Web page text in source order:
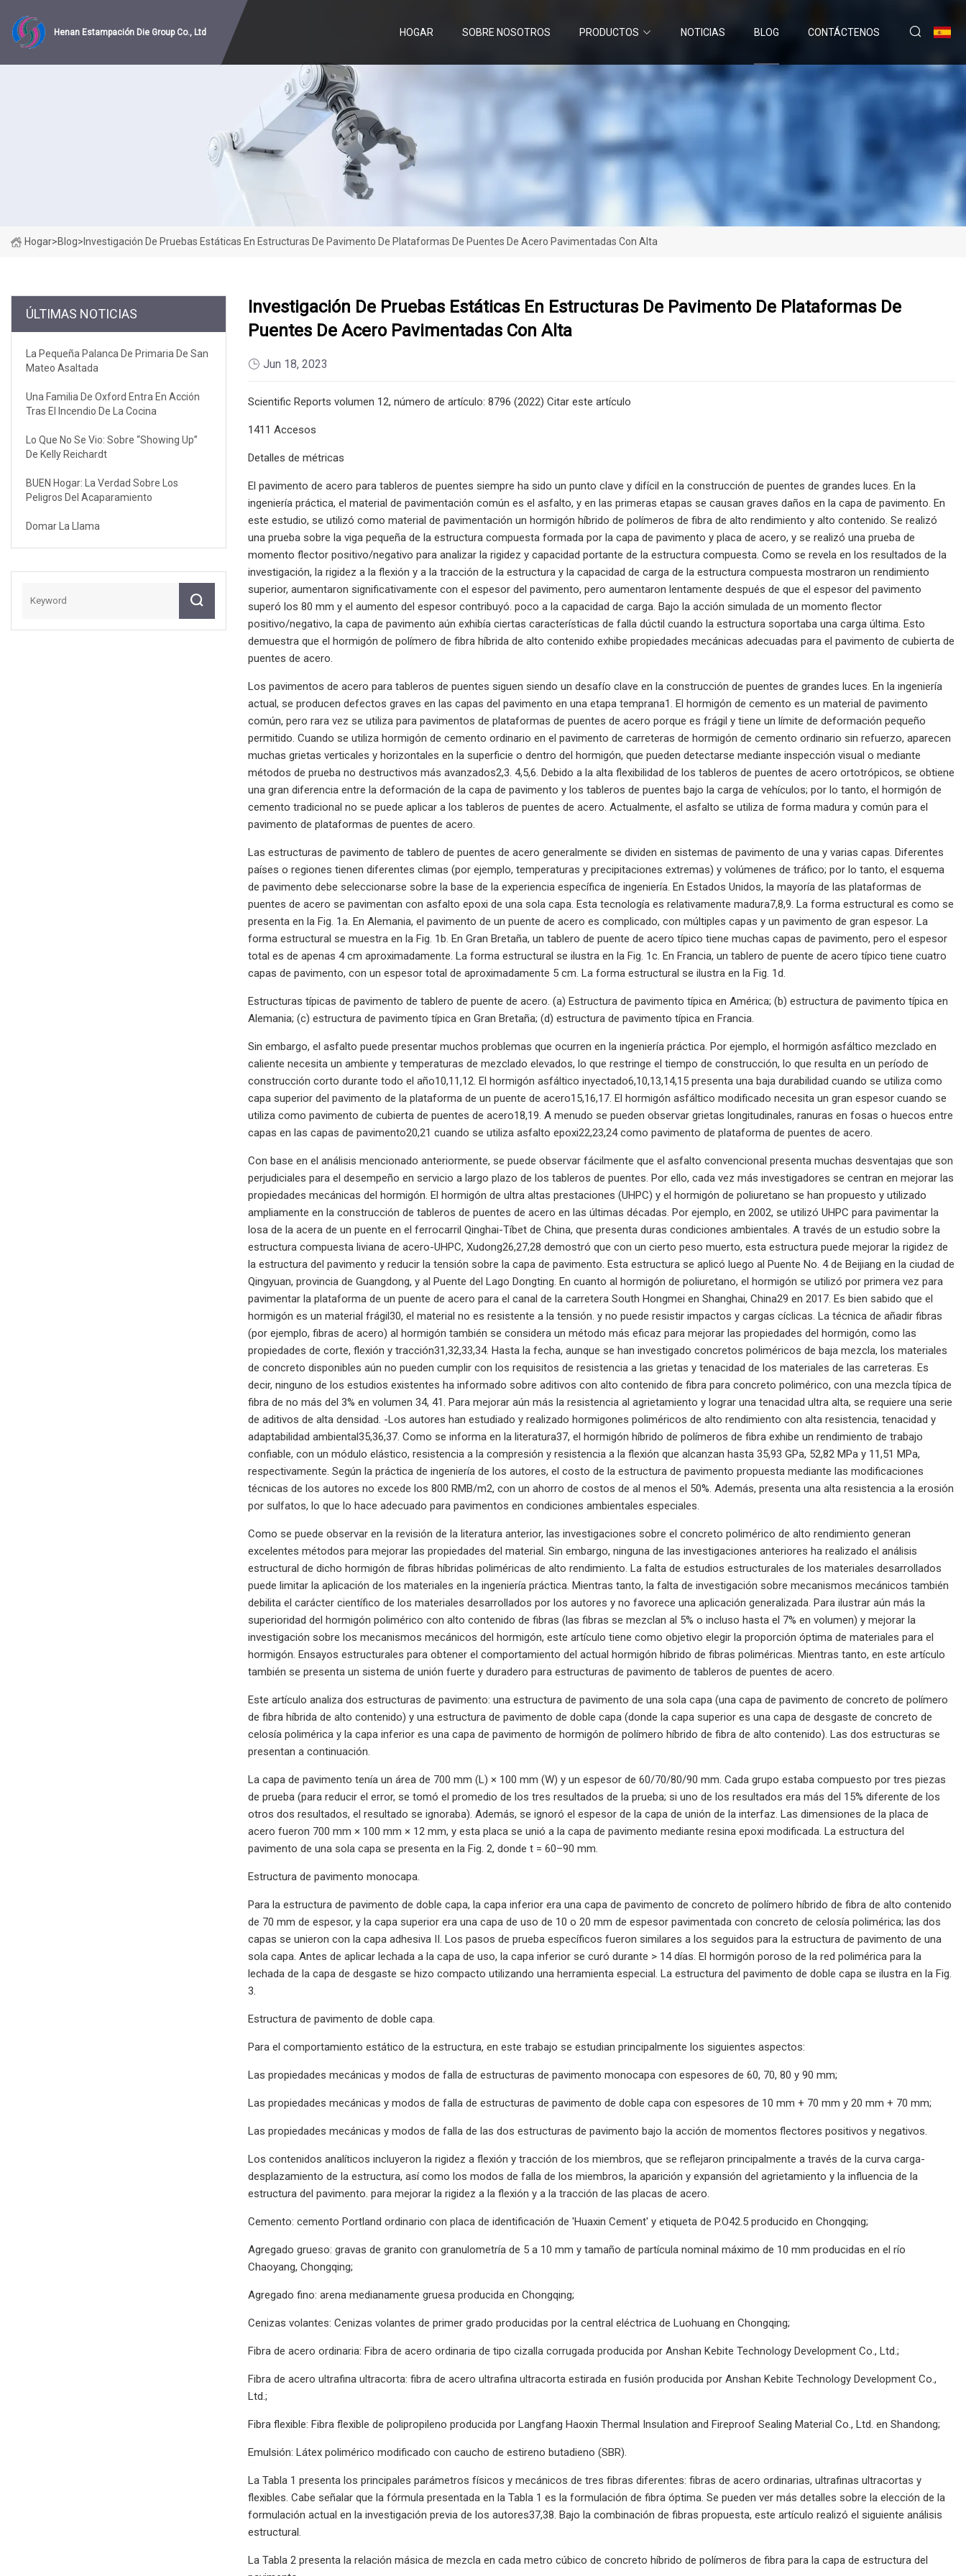
Henan Estampación Die Group Co., Ltd HOGAR SOBRE NOSOTROS PRODUCTOS NOTICIAS BLOG CONTÁCTENOS
Hogar>Blog> Investigación De Pruebas Estáticas En Estructuras De Pavimento De Plataformas De Puentes De Acero Pavimentadas Con Alta
ÚLTIMAS NOTICIAS
La Pequeña Palanca De Primaria De San
Mateo Asaltada
Una Familia De Oxford Entra En Acción
Tras El Incendio De La Cocina
Lo Que No Se Vio: Sobre “Showing Up”
De Kelly Reichardt
BUEN Hogar: La Verdad Sobre Los
Peligros Del Acaparamiento
Domar La Llama
Investigación De Pruebas Estáticas En Estructuras De Pavimento De Plataformas De
Puentes De Acero Pavimentadas Con Alta
Jun 18, 2023
Scientific Reports volumen 12, número de artículo: 8796 (2022) Citar este artículo
1411 Accesos
Detalles de métricas
El pavimento de acero para tableros de puentes siempre ha sido un punto clave y difícil en la construcción de puentes de grandes luces. En la
ingeniería práctica, el material de pavimentación común es el asfalto, y en las primeras etapas se causan graves daños en la capa de pavimento. En
este estudio, se utilizó como material de pavimentación un hormigón híbrido de polímeros de fibra de alto rendimiento y alto contenido. Se realizó
una prueba sobre la viga pequeña de la estructura compuesta formada por la capa de pavimento y placa de acero, y se realizó una prueba de
momento flector positivo/negativo para analizar la rigidez y capacidad portante de la estructura compuesta. Como se revela en los resultados de la
investigación, la rigidez a la flexión y a la tracción de la estructura y la capacidad de carga de la estructura compuesta mostraron un rendimiento
superior, aumentaron significativamente con el espesor del pavimento, pero aumentaron lentamente después de que el espesor del pavimento
superó los 80 mm y el aumento del espesor contribuyó. poco a la capacidad de carga. Bajo la acción simulada de un momento flector
positivo/negativo, la capa de pavimento aún exhibía ciertas características de falla dúctil cuando la estructura soportaba una carga última. Esto
demuestra que el hormigón de polímero de fibra híbrida de alto contenido exhibe propiedades mecánicas adecuadas para el pavimento de cubierta de
puentes de acero.
Los pavimentos de acero para tableros de puentes siguen siendo un desafío clave en la construcción de puentes de grandes luces. En la ingeniería
actual, se producen defectos graves en las capas del pavimento en una etapa temprana1. El hormigón de cemento es un material de pavimento
común, pero rara vez se utiliza para pavimentos de plataformas de puentes de acero porque es frágil y tiene un límite de deformación pequeño
permitido. Cuando se utiliza hormigón de cemento ordinario en el pavimento de carreteras de hormigón de cemento ordinario sin refuerzo, aparecen
muchas grietas verticales y horizontales en la superficie o dentro del hormigón, que pueden detectarse mediante inspección visual o mediante
métodos de prueba no destructivos más avanzados2,3. 4,5,6. Debido a la alta flexibilidad de los tableros de puentes de acero ortotrópicos, se obtiene
una gran diferencia entre la deformación de la capa de pavimento y los tableros de puentes bajo la carga de vehículos; por lo tanto, el hormigón de
cemento tradicional no se puede aplicar a los tableros de puentes de acero. Actualmente, el asfalto se utiliza de forma madura y común para el
pavimento de plataformas de puentes de acero.
Las estructuras de pavimento de tablero de puentes de acero generalmente se dividen en sistemas de pavimento de una y varias capas. Diferentes
países o regiones tienen diferentes climas (por ejemplo, temperaturas y precipitaciones extremas) y volúmenes de tráfico; por lo tanto, el esquema
de pavimento debe seleccionarse sobre la base de la experiencia específica de ingeniería. En Estados Unidos, la mayoría de las plataformas de
puentes de acero se pavimentan con asfalto epoxi de una sola capa. Esta tecnología es relativamente madura7,8,9. La forma estructural es como se
presenta en la Fig. 1a. En Alemania, el pavimento de un puente de acero es complicado, con múltiples capas y un pavimento de gran espesor. La
forma estructural se muestra en la Fig. 1b. En Gran Bretaña, un tablero de puente de acero típico tiene muchas capas de pavimento, pero el espesor
total es de apenas 4 cm aproximadamente. La forma estructural se ilustra en la Fig. 1c. En Francia, un tablero de puente de acero típico tiene cuatro
capas de pavimento, con un espesor total de aproximadamente 5 cm. La forma estructural se ilustra en la Fig. 1d.
Estructuras típicas de pavimento de tablero de puente de acero. (a) Estructura de pavimento típica en América; (b) estructura de pavimento típica en
Alemania; (c) estructura de pavimento típica en Gran Bretaña; (d) estructura de pavimento típica en Francia.
Sin embargo, el asfalto puede presentar muchos problemas que ocurren en la ingeniería práctica. Por ejemplo, el hormigón asfáltico mezclado en
caliente necesita un ambiente y temperaturas de mezclado elevados, lo que restringe el tiempo de construcción, lo que resulta en un período de
construcción corto durante todo el año10,11,12. El hormigón asfáltico inyectado6,10,13,14,15 presenta una baja durabilidad cuando se utiliza como
capa superior del pavimento de la plataforma de un puente de acero15,16,17. El hormigón asfáltico modificado necesita un gran espesor cuando se
utiliza como pavimento de cubierta de puentes de acero18,19. A menudo se pueden observar grietas longitudinales, ranuras en fosas o huecos entre
capas en las capas de pavimento20,21 cuando se utiliza asfalto epoxi22,23,24 como pavimento de plataforma de puentes de acero.
Con base en el análisis mencionado anteriormente, se puede observar fácilmente que el asfalto convencional presenta muchas desventajas que son
perjudiciales para el desempeño en servicio a largo plazo de los tableros de puentes. Por ello, cada vez más investigadores se centran en mejorar las
propiedades mecánicas del hormigón. El hormigón de ultra altas prestaciones (UHPC) y el hormigón de poliuretano se han propuesto y utilizado
ampliamente en la construcción de tableros de puentes de acero en las últimas décadas. Por ejemplo, en 2002, se utilizó UHPC para pavimentar la
losa de la acera de un puente en el ferrocarril Qinghai-Tíbet de China, que presenta duras condiciones ambientales. A través de un estudio sobre la
estructura compuesta liviana de acero-UHPC, Xudong26,27,28 demostró que con un cierto peso muerto, esta estructura puede mejorar la rigidez de
la estructura del pavimento y reducir la tensión sobre la capa de pavimento. Esta estructura se aplicó luego al Puente No. 4 de Beijiang en la ciudad de
Qingyuan, provincia de Guangdong, y al Puente del Lago Dongting. En cuanto al hormigón de poliuretano, el hormigón se utilizó por primera vez para
pavimentar la plataforma de un puente de acero para el canal de la carretera South Hongmei en Shanghai, China29 en 2017. Es bien sabido que el
hormigón es un material frágil30, el material no es resistente a la tensión. y no puede resistir impactos y cargas cíclicas. La técnica de añadir fibras
(por ejemplo, fibras de acero) al hormigón también se considera un método más eficaz para mejorar las propiedades del hormigón, como las
propiedades de corte, flexión y tracción31,32,33,34. Hasta la fecha, aunque se han investigado concretos poliméricos de baja mezcla, los materiales
de concreto disponibles aún no pueden cumplir con los requisitos de resistencia a las grietas y tenacidad de los materiales de las carreteras. Es
decir, ninguno de los estudios existentes ha informado sobre aditivos con alto contenido de fibra para concreto polimérico, con una mezcla típica de
fibra de no más del 3% en volumen 34, 41. Para mejorar aún más la resistencia al agrietamiento y lograr una tenacidad ultra alta, se requiere una serie
de aditivos de alta densidad. -Los autores han estudiado y realizado hormigones poliméricos de alto rendimiento con alta resistencia, tenacidad y
adaptabilidad ambiental35,36,37. Como se informa en la literatura37, el hormigón híbrido de polímeros de fibra exhibe un rendimiento de trabajo
confiable, con un módulo elástico, resistencia a la compresión y resistencia a la flexión que alcanzan hasta 35,93 GPa, 52,82 MPa y 11,51 MPa,
respectivamente. Según la práctica de ingeniería de los autores, el costo de la estructura de pavimento propuesta mediante las modificaciones
técnicas de los autores no excede los 800 RMB/m2, con un ahorro de costos de al menos el 50%. Además, presenta una alta resistencia a la erosión
por sulfatos, lo que lo hace adecuado para pavimentos en condiciones ambientales especiales.
Como se puede observar en la revisión de la literatura anterior, las investigaciones sobre el concreto polimérico de alto rendimiento generan
excelentes métodos para mejorar las propiedades del material. Sin embargo, ninguna de las investigaciones anteriores ha realizado el análisis
estructural de dicho hormigón de fibras híbridas poliméricas de alto rendimiento. La falta de estudios estructurales de los materiales desarrollados
puede limitar la aplicación de los materiales en la ingeniería práctica. Mientras tanto, la falta de investigación sobre mecanismos mecánicos también
debilita el carácter científico de los materiales desarrollados por los autores y no favorece una aplicación generalizada. Para ilustrar aún más la
superioridad del hormigón polimérico con alto contenido de fibras (las fibras se mezclan al 5% o incluso hasta el 7% en volumen) y mejorar la
investigación sobre los mecanismos mecánicos del hormigón, este artículo tiene como objetivo elegir la proporción óptima de materiales para el
hormigón. Ensayos estructurales para obtener el comportamiento del actual hormigón híbrido de fibras poliméricas. Mientras tanto, en este artículo
también se presenta un sistema de unión fuerte y duradero para estructuras de pavimento de tableros de puentes de acero.
Este artículo analiza dos estructuras de pavimento: una estructura de pavimento de una sola capa (una capa de pavimento de concreto de polímero
de fibra híbrida de alto contenido) y una estructura de pavimento de doble capa (donde la capa superior es una capa de desgaste de concreto de
celosía polimérica y la capa inferior es una capa de pavimento de hormigón de polímero híbrido de fibra de alto contenido). Las dos estructuras se
presentan a continuación.
La capa de pavimento tenía un área de 700 mm (L) × 100 mm (W) y un espesor de 60/70/80/90 mm. Cada grupo estaba compuesto por tres piezas
de prueba (para reducir el error, se tomó el promedio de los tres resultados de la prueba; si uno de los resultados era más del 15% diferente de los
otros dos resultados, el resultado se ignoraba). Además, se ignoró el espesor de la capa de unión de la interfaz. Las dimensiones de la placa de
acero fueron 700 mm × 100 mm × 12 mm, y esta placa se unió a la capa de pavimento mediante resina epoxi modificada. La estructura del
pavimento de una sola capa se presenta en la Fig. 2, donde t = 60–90 mm.
Estructura de pavimento monocapa.
Para la estructura de pavimento de doble capa, la capa inferior era una capa de pavimento de concreto de polímero híbrido de fibra de alto contenido
de 70 mm de espesor, y la capa superior era una capa de uso de 10 o 20 mm de espesor pavimentada con concreto de celosía polimérica; las dos
capas se unieron con la capa adhesiva II. Los pasos de prueba específicos fueron similares a los seguidos para la estructura de pavimento de una
sola capa. Antes de aplicar lechada a la capa de uso, la capa inferior se curó durante > 14 días. El hormigón poroso de la red polimérica para la
lechada de la capa de desgaste se hizo compacto utilizando una herramienta especial. La estructura del pavimento de doble capa se ilustra en la Fig.
3.
Estructura de pavimento de doble capa.
Para el comportamiento estático de la estructura, en este trabajo se estudian principalmente los siguientes aspectos:
Las propiedades mecánicas y modos de falla de estructuras de pavimento monocapa con espesores de 60, 70, 80 y 90 mm;
Las propiedades mecánicas y modos de falla de estructuras de pavimento de doble capa con espesores de 10 mm + 70 mm y 20 mm + 70 mm;
Las propiedades mecánicas y modos de falla de las dos estructuras de pavimento bajo la acción de momentos flectores positivos y negativos.
Los contenidos analíticos incluyeron la rigidez a flexión y tracción de los miembros, que se reflejaron principalmente a través de la curva carga-
desplazamiento de la estructura, así como los modos de falla de los miembros, la aparición y expansión del agrietamiento y la influencia de la
estructura del pavimento. para mejorar la rigidez a la flexión y a la tracción de las placas de acero.
Cemento: cemento Portland ordinario con placa de identificación de 'Huaxin Cement' y etiqueta de P.O42.5 producido en Chongqing;
Agregado grueso: gravas de granito con granulometría de 5 a 10 mm y tamaño de partícula nominal máximo de 10 mm producidas en el río
Chaoyang, Chongqing;
Agregado fino: arena medianamente gruesa producida en Chongqing;
Cenizas volantes: Cenizas volantes de primer grado producidas por la central eléctrica de Luohuang en Chongqing;
Fibra de acero ordinaria: Fibra de acero ordinaria de tipo cizalla corrugada producida por Anshan Kebite Technology Development Co., Ltd.;
Fibra de acero ultrafina ultracorta: fibra de acero ultrafina ultracorta estirada en fusión producida por Anshan Kebite Technology Development Co.,
Ltd.;
Fibra flexible: Fibra flexible de polipropileno producida por Langfang Haoxin Thermal Insulation and Fireproof Sealing Material Co., Ltd. en Shandong;
Emulsión: Látex polimérico modificado con caucho de estireno butadieno (SBR).
La Tabla 1 presenta los principales parámetros físicos y mecánicos de tres fibras diferentes: fibras de acero ordinarias, ultrafinas ultracortas y
flexibles. Cabe señalar que la fórmula presentada en la Tabla 1 es la formulación de fibra óptima. Se pueden ver más detalles sobre la elección de la
formulación actual en la investigación previa de los autores37,38. Bajo la combinación de fibras propuesta, este artículo realizó el siguiente análisis
estructural.
La Tabla 2 presenta la relación másica de mezcla en cada metro cúbico de concreto híbrido de polímeros de fibra para la capa de estructura del